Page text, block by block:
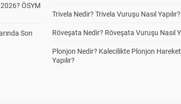
ÖSYM
Son
Trivela Nedir? Trivela Vuruşu Nasıl Yapılır?
Röveşata Nedir? Röveşata Vuruşu Nasıl
Plonjon Nedir? Kalecilikte Plonjon Hareketi
Yapılır?